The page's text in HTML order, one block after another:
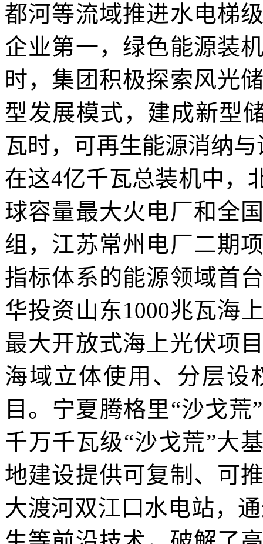
都河等流域推进水电梯
企业第一，绿色能源装
时，集团积极探索风光
型发展模式，建成新型
瓦时，可再生能源消纳
在这4亿千瓦总装机中，
球容量最大火电厂和全
组，江苏常州电厂二期
指标体系的能源领域首
华投资山东1000兆瓦海
最大开放式海上光伏项
海域立体使用、分层设
目。宁夏腾格里“沙戈
千万千瓦级“沙戈荒”大
地建设提供可复制、可
大渡河双江口水电站，